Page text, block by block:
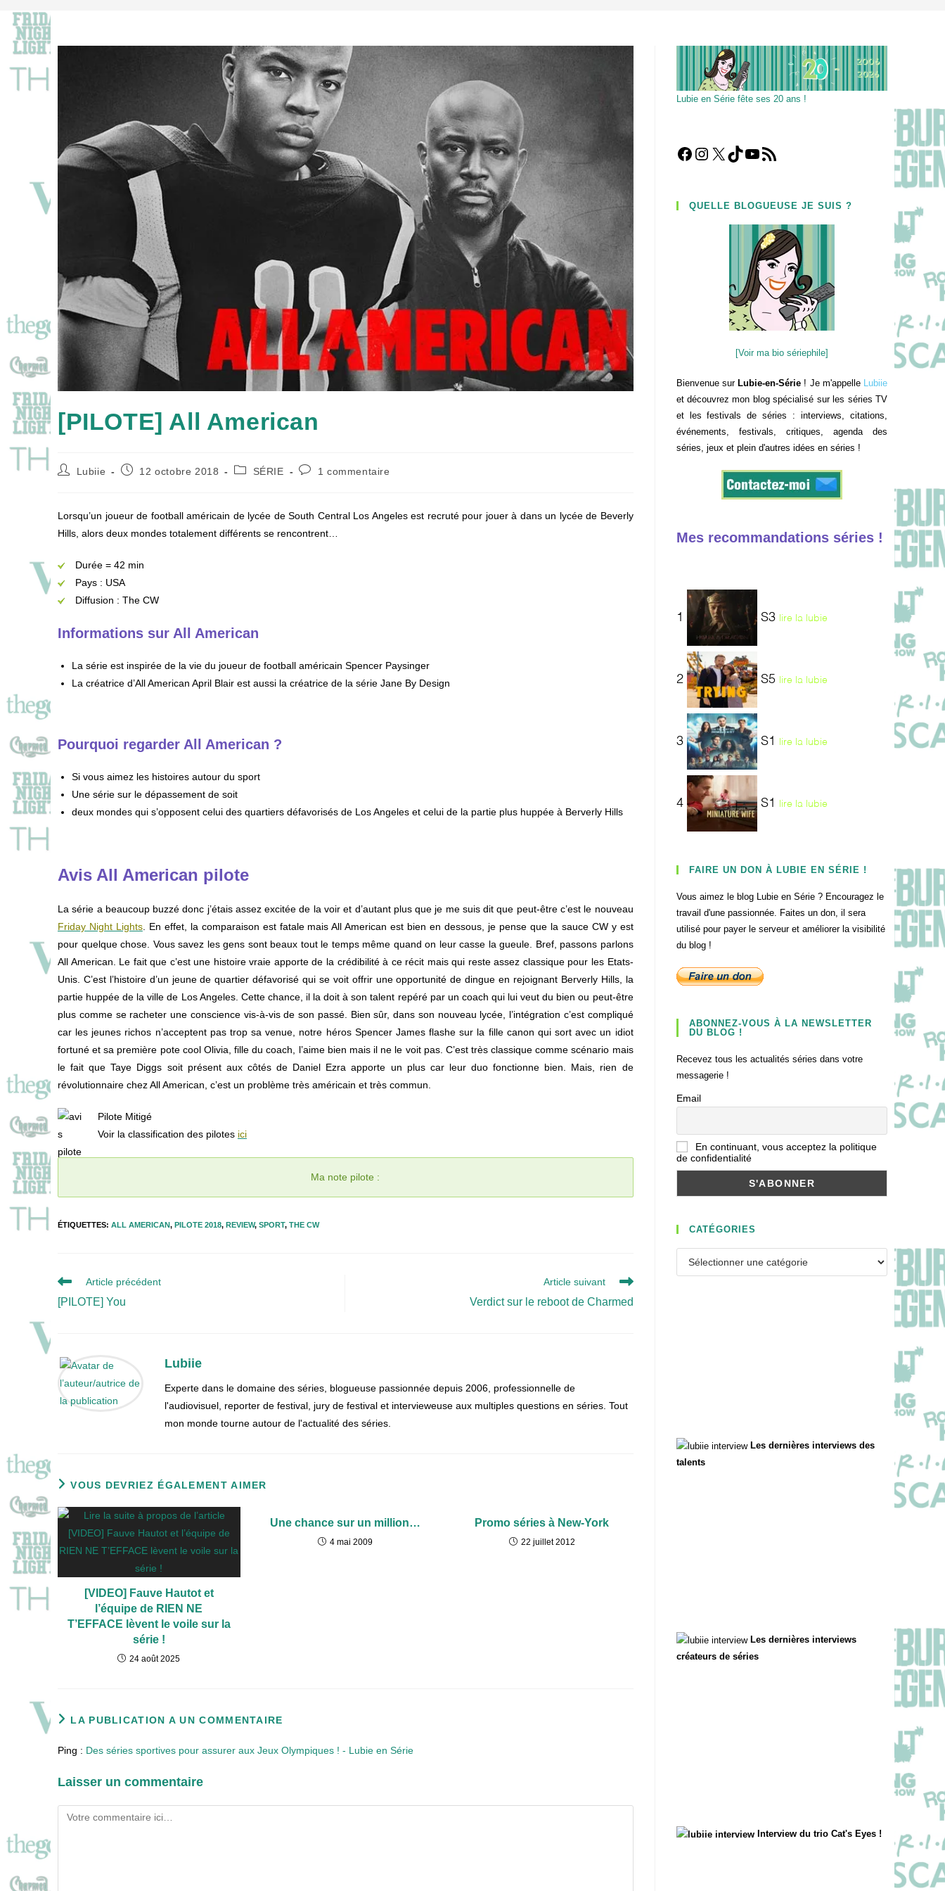
[PILOTE] All American
Auteur/autrice
Lubiie
Publication
12 octobre 2018
PostSÉRIE
Commentaires
1 commentaire
Lorsqu’un joueur de football américain de lycée de South Central Los Angeles est recruté pour jouer à dans un lycée de Beverly
Hills, alors deux mondes totalement différents se rencontrent…
Durée = 42 min
Pays : USA
Diffusion : The CW
Informations sur All American
La série est inspirée de la vie du joueur de football américain Spencer Paysinger
La créatrice d’All American April Blair est aussi la créatrice de la série Jane By Design
Pourquoi regarder All American ?
Si vous aimez les histoires autour du sport
Une série sur le dépassement de soit
deux mondes qui s’opposent celui des quartiers défavorisés de Los Angeles et celui de la partie plus huppée à Berverly Hills
Avis All American pilote
La série a beaucoup buzzé donc j’étais assez excitée de la voir et d’autant plus que je me suis dit que peut-être c’est le nouveau
Friday Night Lights. En effet, la comparaison est fatale mais All American est bien en dessous, je pense que la sauce CW y est
pour quelque chose. Vous savez les gens sont beaux tout le temps même quand on leur casse la gueule. Bref, passons parlons
All American. Le fait que c’est une histoire vraie apporte de la crédibilité à ce récit mais qui reste assez classique pour les Etats-
Unis. C’est l’histoire d’un jeune de quartier défavorisé qui se voit offrir une opportunité de dingue en rejoignant Berverly Hills, la
partie huppée de la ville de Los Angeles. Cette chance, il la doit à son talent repéré par un coach qui lui veut du bien ou peut-être
plus comme se racheter une conscience vis-à-vis de son passé. Bien sûr, dans son nouveau lycée, l’intégration c’est compliqué
car les jeunes richos n’acceptent pas trop sa venue, notre héros Spencer James flashe sur la fille canon qui sort avec un idiot
fortuné et sa première pote cool Olivia, fille du coach, l’aime bien mais il ne le voit pas. C’est très classique comme scénario mais
le fait que Taye Diggs soit présent aux côtés de Daniel Ezra apporte un plus car leur duo fonctionne bien. Mais, rien de
révolutionnaire chez All American, c’est un problème très américain et très commun.
Pilote Mitigé
Voir la classification des pilotes ici
Ma note pilote :
ÉTIQUETTES: ALL AMERICAN, PILOTE 2018, REVIEW, SPORT, THE CW
Read
articles
Article précédent
[PILOTE] You
Article suivant
Verdict sur le reboot de Charmed
Lubiie
Experte dans le domaine des séries, blogueuse passionnée depuis 2006, professionnelle de
l'audiovisuel, reporter de festival, jury de festival et intervieweuse aux multiples questions en séries. Tout
mon monde tourne autour de l'actualité des séries.
VOUS DEVRIEZ ÉGALEMENT AIMER
[VIDEO] Fauve Hautot et
l’équipe de RIEN NE
T’EFFACE lèvent le voile sur la
série !
24 août 2025
Une chance sur un million…
4 mai 2009
Promo séries à New-York
22 juillet 2012
LA PUBLICATION A UN COMMENTAIRE
Ping : Des séries sportives pour assurer aux Jeux Olympiques ! - Lubie en Série
Laisser un commentaire
Comment
Lubie en Série fête ses 20 ans !
Facebook
Instagram
X TikTokYouTube
Flux RSS
QUELLE BLOGUEUSE JE SUIS ?
[Voir ma bio sériephile]
Bienvenue sur Lubie-en-Série ! Je m'appelle Lubiie
et découvrez mon blog spécialisé sur les séries TV
et les festivals de séries : interviews, citations,
événements, festivals, critiques, agenda des
séries, jeux et plein d'autres idées en séries !
Mes recommandations séries !
1 S3 lire la lubie
2 S5 lire la lubie
3 S1 lire la lubie
4 S1 lire la lubie
FAIRE UN DON À LUBIE EN SÉRIE !
Vous aimez le blog Lubie en Série ? Encouragez le
travail d'une passionnée. Faites un don, il sera
utilisé pour payer le serveur et améliorer la visibilité
du blog !
ABONNEZ-VOUS À LA NEWSLETTER
DU BLOG !
Recevez tous les actualités séries dans votre
messagerie !
Email
En continuant, vous acceptez la politique
de confidentialité
CATÉGORIES
Les dernières interviews des
talents
Les dernières interviews
créateurs de séries
Interview du trio Cat's Eyes !